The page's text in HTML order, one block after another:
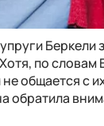
Беркели
по
общается с
обратила